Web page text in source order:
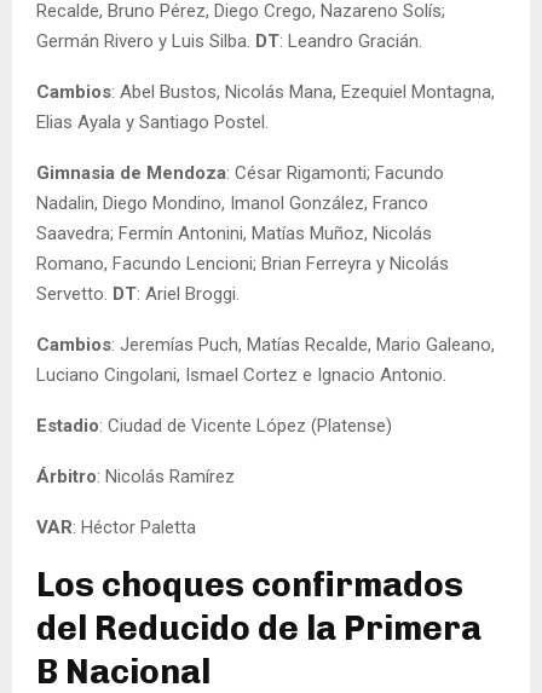
Recalde, Bruno Pérez, Diego Crego, Nazareno Solís;
Germán Rivero y Luis Silba. DT: Leandro Gracián.
Cambios: Abel Bustos, Nicolás Mana, Ezequiel Montagna,
Elias Ayala y Santiago Postel.
Gimnasia de Mendoza: César Rigamonti; Facundo
Nadalin, Diego Mondino, Imanol González, Franco
Saavedra; Fermín Antonini, Matías Muñoz, Nicolás
Romano, Facundo Lencioni; Brian Ferreyra y Nicolás
Servetto. DT: Ariel Broggi.
Cambios: Jeremías Puch, Matías Recalde, Mario Galeano,
Luciano Cingolani, Ismael Cortez e Ignacio Antonio.
Estadio: Ciudad de Vicente López (Platense)
Árbitro: Nicolás Ramírez
VAR: Héctor Paletta
Los choques confirmados
del Reducido de la Primera
B Nacional